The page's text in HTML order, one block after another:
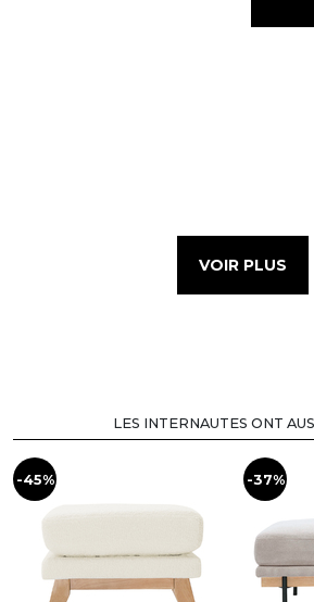
VOIR PLUS
LES INTERNAUTES ONT
-45% -37%